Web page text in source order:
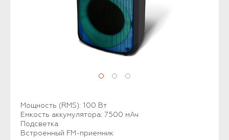
Мощность (RMS): 100 Вт
Емкость аккумулятора: 7500 мАч
Подсветка
Встроенный FM-приемник